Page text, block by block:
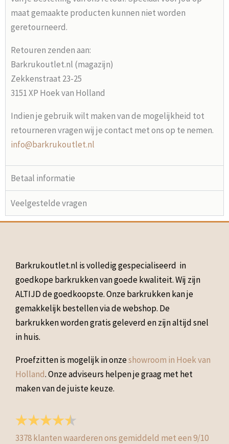
maat gemaakte producten kunnen niet worden
geretourneerd.
Retouren zenden aan:
Barkrukoutlet.nl (magazijn)
Zekkenstraat 23-25
3151 XP Hoek van Holland
Indien je gebruik wilt maken van de mogelijkheid tot
retourneren vragen wij je contact met ons op te nemen.
info@barkrukoutlet.nl
Betaal informatie
Veelgestelde vragen
Barkrukoutlet.nl is volledig gespecialiseerd in
goedkope barkrukken van goede kwaliteit. Wij zijn
ALTIJD de goedkoopste. Onze barkrukken kan je
gemakkelijk bestellen via de webshop. De
barkrukken worden gratis geleverd en zijn altijd snel
in huis.
Proefzitten is mogelijk in onzeshowroom in Hoek van
Holland. Onze adviseurs helpen je graag met het
maken van de juiste keuze.
3378klanten waarderen ons gemiddeld met een9/10